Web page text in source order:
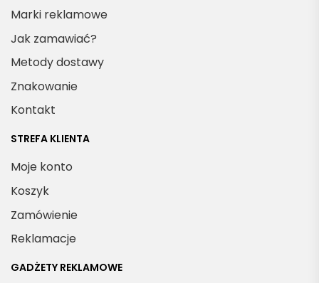
Marki reklamowe
Jak zamawiać?
Metody dostawy
Znakowanie
Kontakt
STREFA KLIENTA
Moje konto
Koszyk
Zamówienie
Reklamacje
GADŻETY REKLAMOWE